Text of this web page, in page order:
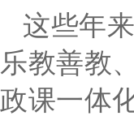
这些年
乐教善教
政课一体